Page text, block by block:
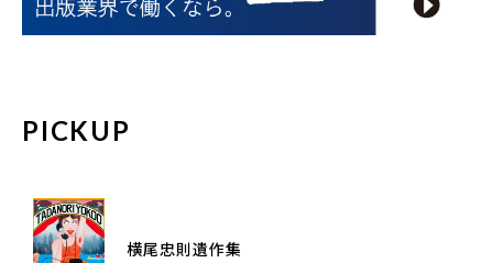
PICKUP
横尾忠則遺作集